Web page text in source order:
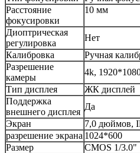
Расстояние
фокусировки
10 мм
Диоптрическая
регулировка
Нет
Калибровка
Ручная
Разрешение
камеры
4k,
Тип дисплея
ЖК дисплей
Поддержка
внешнего дисплея
Да
Экран
7,0 дюймов,
разрешение экрана 1024*600
Размер
CMOS 1/3.0"